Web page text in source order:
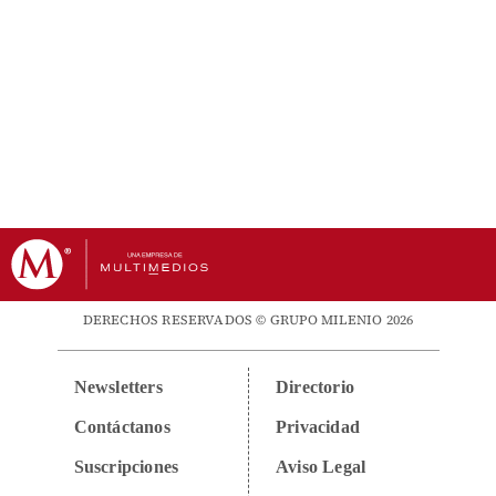
DERECHOS RESERVADOS © GRUPO MILENIO 2026
Newsletters
Contáctanos
Suscripciones
Directorio
Privacidad
Aviso Legal